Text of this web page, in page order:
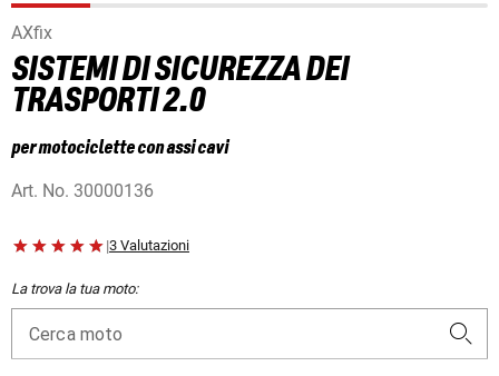
AXfix
SISTEMI DI SICUREZZA DEI
TRASPORTI 2.0
per motociclette con assi cavi
Art. No. 30000136
|3 Valutazioni
La trova la tua moto:
Cerca moto